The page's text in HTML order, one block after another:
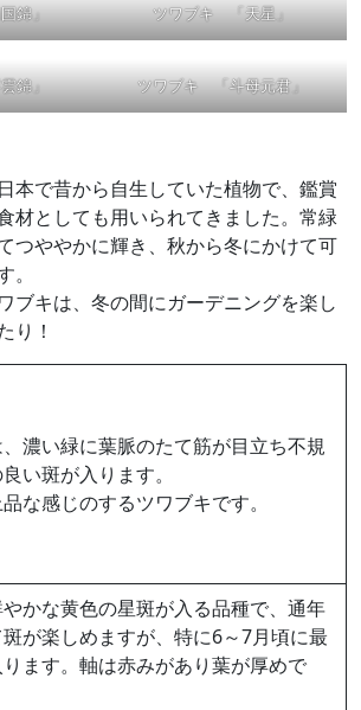
錦」 ツワブキ 「天星」
錦」 ツワブキ 「斗母元君」
本で昔から自生していた植物で、鑑賞
材としても用いられてきました。常緑
つややかに輝き、秋から冬にかけて可
ブキは、冬の間にガーデニングを楽し
り！
濃い緑に葉脈のたて筋が目立ち不規
い斑が入ります。
な感じのするツワブキです。
かな黄色の星斑が入る品種で、通年
が楽しめますが、特に6～7月頃に最
ります。軸は赤みがあり葉が厚めで